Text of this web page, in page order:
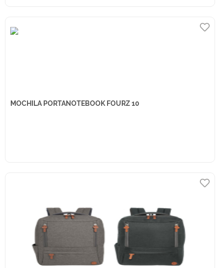
MOCHILA PORTANOTEBOOK FOURZ 10